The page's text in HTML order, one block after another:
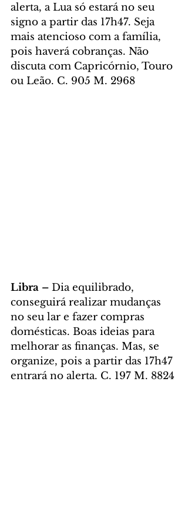
alerta, a Lua só estará no seu
signo a partir das 17h47. Seja
mais atencioso com a família,
pois haverá cobranças. Não
discuta com Capricórnio, Touro
ou Leão. C. 905 M. 2968
Libra – Dia equilibrado,
conseguirá realizar mudanças
no seu lar e fazer compras
domésticas. Boas ideias para
melhorar as finanças. Mas, se
organize, pois a partir das 17h47
entrará no alerta. C. 197 M. 8824